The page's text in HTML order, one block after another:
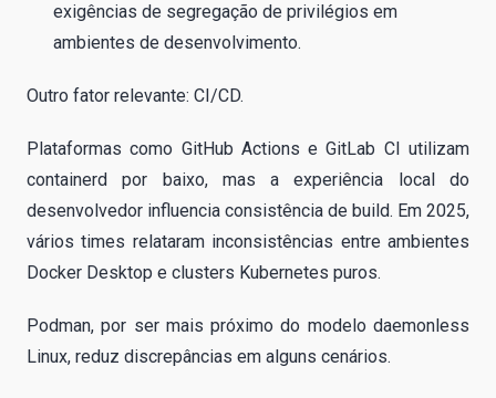
exigências de segregação de privilégios em
ambientes de desenvolvimento.
Outro fator relevante: CI/CD.
Plataformas como GitHub Actions e GitLab CI utilizam
containerd por baixo, mas a experiência local do
desenvolvedor influencia consistência de build. Em 2025,
vários times relataram inconsistências entre ambientes
Docker Desktop e clusters Kubernetes puros.
Podman, por ser mais próximo do modelo daemonless
Linux, reduz discrepâncias em alguns cenários.